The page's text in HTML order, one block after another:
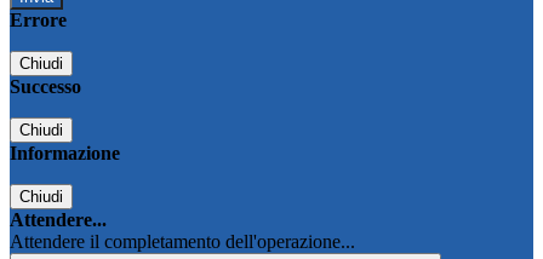
Errore
Chiudi
Successo
Chiudi
Informazione
Chiudi
Attendere...
Attendere il completamento dell'operazione...